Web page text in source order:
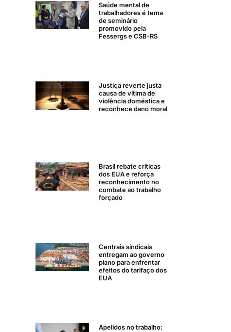
Saúde mental de
trabalhadores é tema
de seminário
promovido pela
Fessergs e CSB-RS
Justiça reverte justa
causa de vítima de
violência doméstica e
reconhece dano moral
Brasil rebate críticas
dos EUA e reforça
reconhecimento no
combate ao trabalho
forçado
Centrais sindicais
entregam ao governo
plano para enfrentar
efeitos do tarifaço dos
EUA
Apelidos no trabalho: